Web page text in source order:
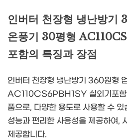
인버터 천장형 냉난방기
온풍기 30평형
포함의 특징과 장점
인버터 천장형 냉난방기 360원형
AC110CS6PBH1SY 실외기포함
품으로, 다양한 용도로 사용할 수
성능과 편리한 사용성을 제공하여,
제공합니다.